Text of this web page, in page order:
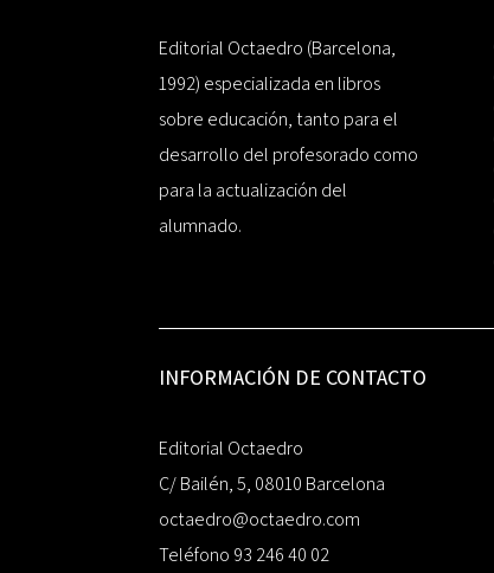
Editorial Octaedro (Barcelona,
1992) especializada en libros
sobre educación, tanto para el
desarrollo del profesorado como
para la actualización del
alumnado.
INFORMACIÓN DE CONTACTO
Editorial Octaedro
C/ Bailén, 5, 08010 Barcelona
octaedro@octaedro.com
Teléfono 93 246 40 02